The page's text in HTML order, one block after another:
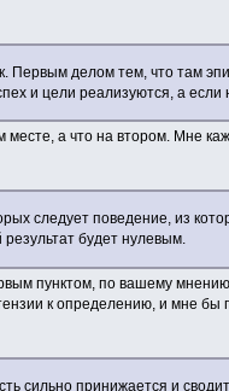
Первым делом тем, что там
и цели реализуются, а если
а что на втором. Мне
следует поведение, из
будет нулевым.
пунктом, по вашему
к определению, и мне бы
сильно принижается и